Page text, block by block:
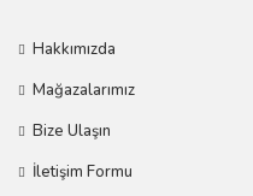
Hakkımızda
Mağazalarımız
Bize Ulaşın
İletişim Formu